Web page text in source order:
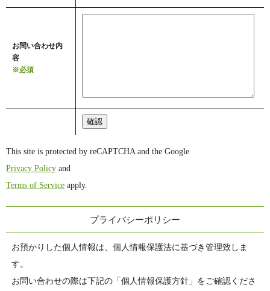
お問い合わせ内
容
※必須
This site is protected by reCAPTCHA and the Google
Privacy Policy and
Terms of Service apply.
プライバシーポリシー
お預かりした個人情報は、個人情報保護法に基づき管理致しま
す。
お問い合わせの際は下記の「個人情報保護方針」をご確認くださ